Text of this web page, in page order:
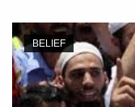
BELIEF